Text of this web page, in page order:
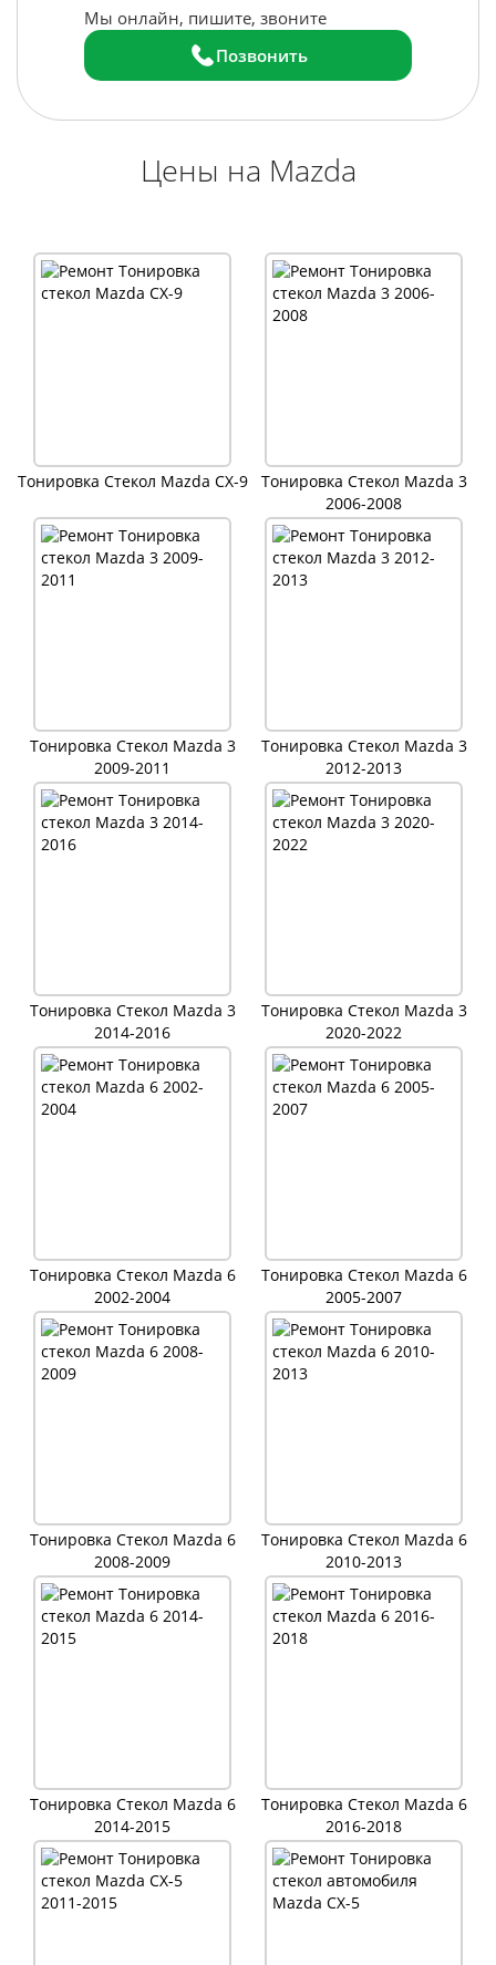
Мы онлайн, пишите, звоните
Позвонить
Цены на Mazda
Тонировка Стекол Mazda CX-9
Тонировка Стекол Mazda 3
2006-2008
Тонировка Стекол Mazda 3
2009-2011
Тонировка Стекол Mazda 3
2012-2013
Тонировка Стекол Mazda 3
2014-2016
Тонировка Стекол Mazda 3
2020-2022
Тонировка Стекол Mazda 6
2002-2004
Тонировка Стекол Mazda 6
2005-2007
Тонировка Стекол Mazda 6
2008-2009
Тонировка Стекол Mazda 6
2010-2013
Тонировка Стекол Mazda 6
2014-2015
Тонировка Стекол Mazda 6
2016-2018